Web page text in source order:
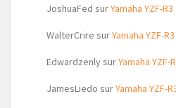
JoshuaFed surYamaha YZF-
WalterCrire surYamaha YZF-
EdwardzenlysurYamaha
JamesLiedo surYamaha YZF-